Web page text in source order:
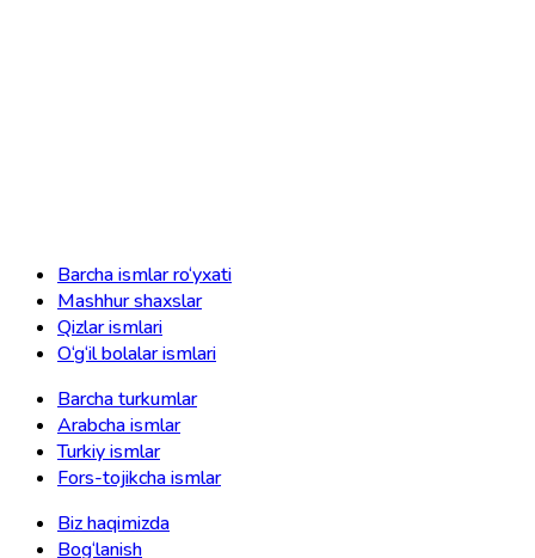
Barcha ismlar ro‘yxati
Mashhur shaxslar
Qizlar ismlari
O‘g‘il bolalar ismlari
Barcha turkumlar
Arabcha ismlar
Turkiy ismlar
Fors-tojikcha ismlar
Biz haqimizda
Bog‘lanish